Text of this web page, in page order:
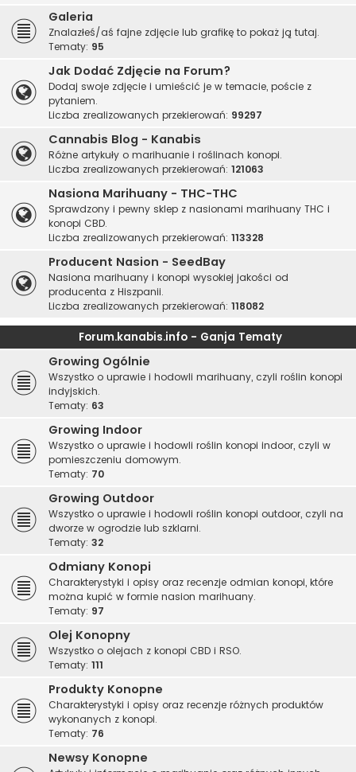
Galeria
Znalazłeś/aś fajne zdjęcie lub grafikę to pokaż ją tutaj.
Tematy: 95
Jak Dodać Zdjęcie na Forum?
Dodaj swoje zdjęcie i umieścić je w temacie, poście z
pytaniem.
Liczba zrealizowanych przekierowań: 99297
Cannabis Blog - Kanabis
Różne artykuły o marihuanie i roślinach konopi.
Liczba zrealizowanych przekierowań: 121063
Nasiona Marihuany - THC-THC
Sprawdzony i pewny sklep z nasionami marihuany THC i
konopi CBD.
Liczba zrealizowanych przekierowań: 113328
Producent Nasion - SeedBay
Nasiona marihuany i konopi wysokiej jakości od
producenta z Hiszpanii.
Liczba zrealizowanych przekierowań: 118082
Forum.kanabis.info - Ganja Tematy
Growing Ogólnie
Wszystko o uprawie i hodowli marihuany, czyli roślin konopi
indyjskich.
Tematy: 63
Growing Indoor
Wszystko o uprawie i hodowli roślin konopi indoor, czyli w
pomieszczeniu domowym.
Tematy: 70
Growing Outdoor
Wszystko o uprawie i hodowli roślin konopi outdoor, czyli na
dworze w ogrodzie lub szklarni.
Tematy: 32
Odmiany Konopi
Charakterystyki i opisy oraz recenzje odmian konopi, które
można kupić w formie nasion marihuany.
Tematy: 97
Olej Konopny
Wszystko o olejach z konopi CBD i RSO.
Tematy: 111
Produkty Konopne
Charakterystyki i opisy oraz recenzje różnych produktów
wykonanych z konopi.
Tematy: 76
Newsy Konopne